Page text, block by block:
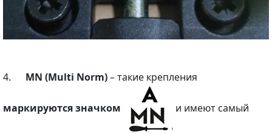
4. MN (Multi Norm)– такие крепления
маркируются значком и имеют самый